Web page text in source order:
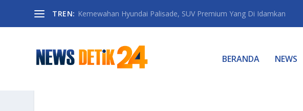
TREN: Kemewahan Hyundai Palisade, SUV Premium Yang Di Idamkan
BERANDA NEWS